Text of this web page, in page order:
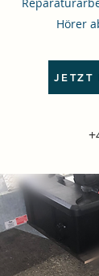
Hörer
JETZT